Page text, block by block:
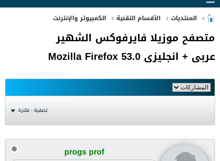
المنتديات الأقسام التقنية الكمبيوتر والإنترنت
متصفح موزيلا فايرفوكس الشهير
عربى + انجليزى Mozilla Firefox 53.0
تصفية - فلترة
progs prof